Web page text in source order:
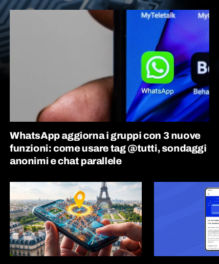
WhatsApp aggiorna i gruppi con 3 nuove
funzioni: come usare tag @tutti, sondaggi
anonimi e chat parallele